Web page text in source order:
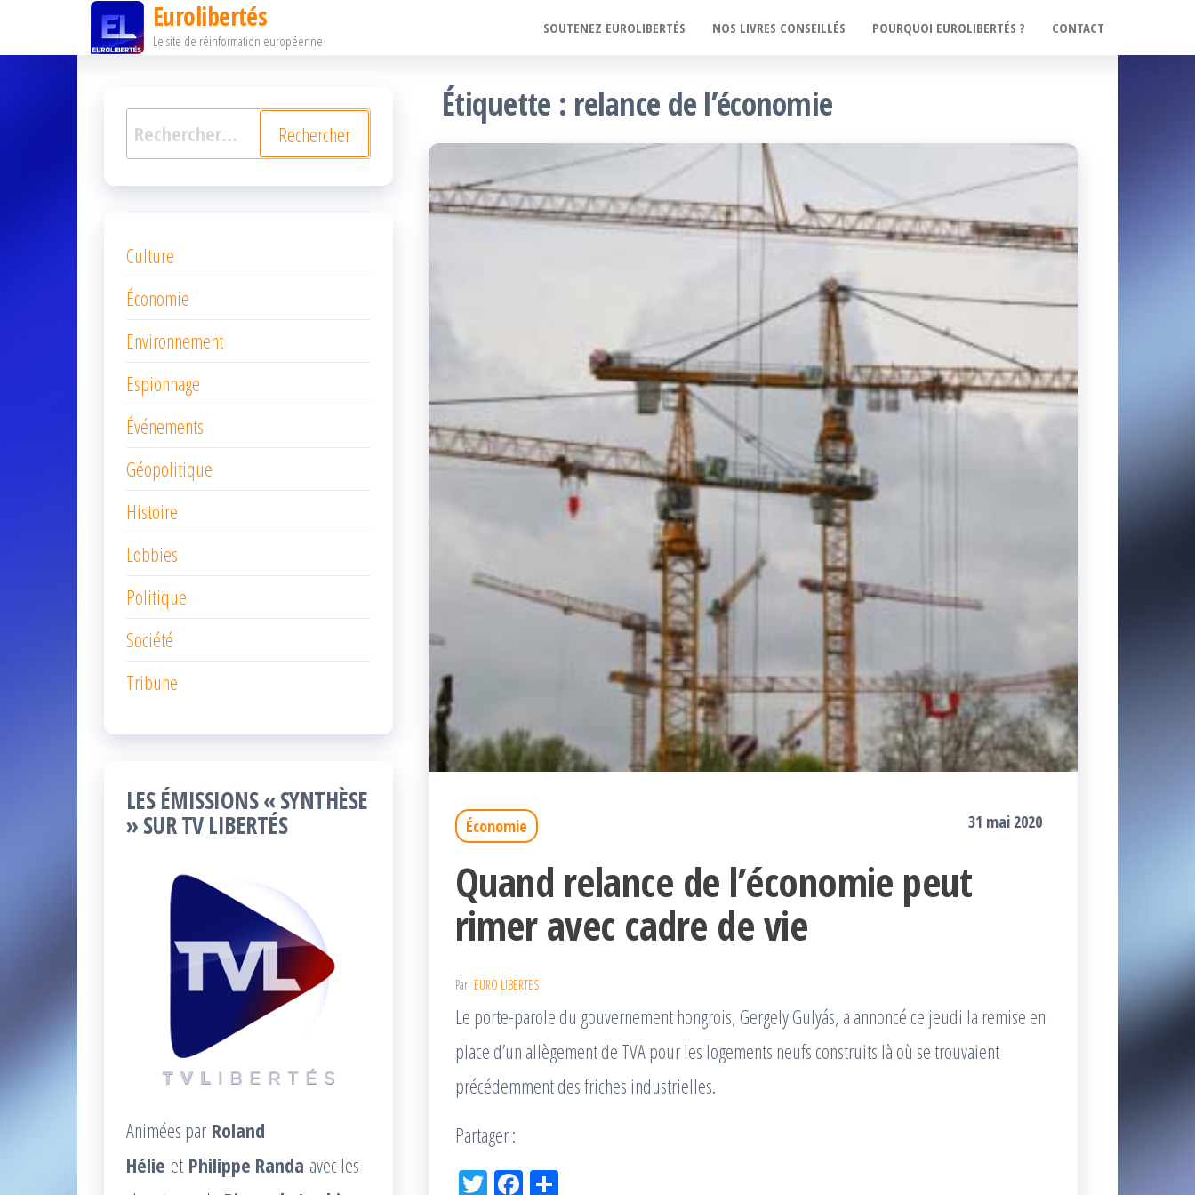
ce
Eurolibertés
Le site de réinformation européenne
SOUTENEZ EUROLIBERTÉS NOS LIVRES CONSEILLÉS POURQUOI EUROLIBERTÉS ? CONTACT
Étiquette : relance de l’économie
Économie 31 mai 2020
Quand relance de l’économie peut
rimer avec cadre de vie
Par EURO LIBERTES
Le porte-parole du gouvernement hongrois, Gergely Gulyás, a annoncé ce jeudi la remise en
place d’un allègement de TVA pour les logements neufs construits là où se trouvaient
précédemment des friches industrielles.
Partager :
Tw Fac
Rechercher :
Culture
Économie
Environnement
Espionnage
Événements
Géopolitique
Histoire
Lobbies
Politique
Société
Tribune
LES ÉMISSIONS « SYNTHÈSE
» SUR TV LIBERTÉS
Animées par Roland
Hélie et Philippe Randa avec les